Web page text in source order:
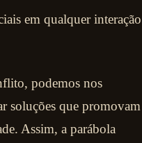
em qualquer interação
podemos nos
soluções que promovam
Assim, a parábola